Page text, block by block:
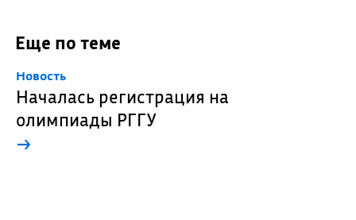
Еще по теме
Новость
Началась регистрация на
олимпиады РГГУ
→